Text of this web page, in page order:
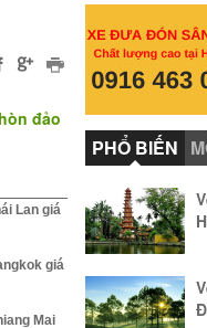
đảo
Lan giá
giá
Mai
PHỔ BIẾN